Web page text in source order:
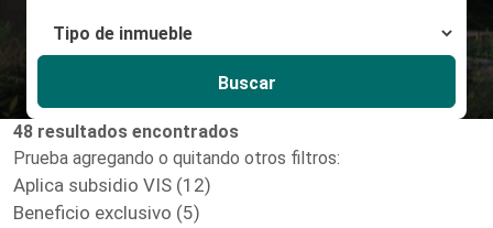
Buscar
48 resultados encontrados
Prueba agregando o quitando otros filtros:
Aplica subsidio VIS (12)
Beneficio exclusivo (5)